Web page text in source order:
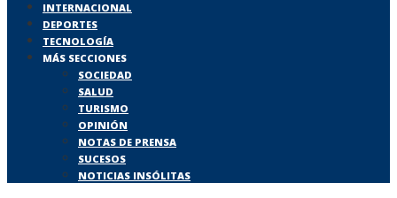
INTERNACIONAL
DEPORTES
TECNOLOGÍA
MÁS SECCIONES
SOCIEDAD
SALUD
TURISMO
OPINIÓN
NOTAS DE PRENSA
SUCESOS
NOTICIAS INSÓLITAS